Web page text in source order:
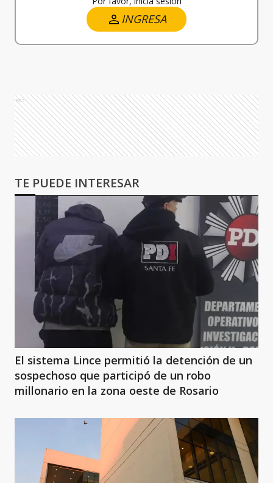
INGRESA
Ads
TE PUEDE INTERESAR
El sistema Lince permitió la detención de un
sospechoso que participó de un robo
millonario en la zona oeste de Rosario